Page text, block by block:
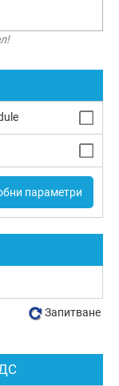
параметри
Запитване